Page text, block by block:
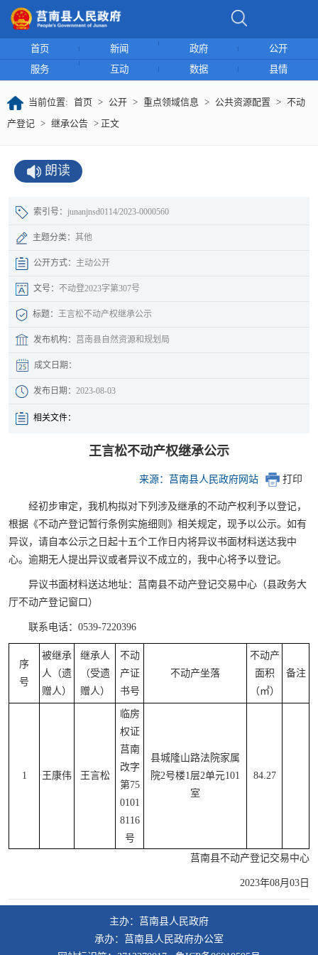
首页 新闻 政府
公开
服务
互动 数据 县情
当前位置: 首页 > 公开 > 重点领域信息 > 公共资源配置 > 不动
产登记 > 继承公告 > 正文
朗读
索引号： junanjnsd0114/2023-0000560
主题分类： 其他
公开方式： 主动公开
文号： 不动登2023字第307号
标题： 王言松不动产权继承公示
发布机构： 莒南县自然资源和规划局
成文日期：
发布日期： 2023-08-03
相关文件：
王言松不动产权继承公示
来源：莒南县人民政府网站 打印
经初步审定，我机构拟对下列涉及继承的不动产权利予以登记，
根据《不动产登记暂行条例实施细则》相关规定，现予以公示。如有
异议，请自本公示之日起十五个工作日内将异议书面材料送达我中
心。逾期无人提出异议或者异议不成立的，我中心将予以登记。
异议书面材料送达地址：莒南县不动产登记交易中心（县政务大
厅不动产登记窗口）
联系电话：0539-7220396
序
号
被继承
人（遗
赠人）
继承人
（受遗
赠人）
不动
产证
书号
不动产坐落
不动产
面积
（㎡）
备注
1 王康伟 王言松
临房
权证
莒南
改字
第75
0101
8116
号
县城隆山路法院家属
院2号楼1层2单元101
室
84.27
莒南县不动产登记交易中心
2023年08月03日
主办：莒南县人民政府
承办：莒南县人民政府办公室